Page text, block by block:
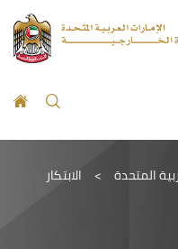
المتحدة > الابتكار